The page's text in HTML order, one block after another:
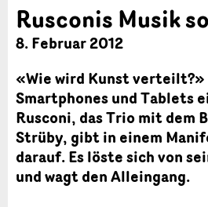
Rusconis Musik
8. Februar 2012
«Wie wird Kunst verteilt?»
Smartphones und Tablets
Rusconi, das Trio mit dem
Strüby, gibt in einem
darauf. Es löste sich von
und wagt den Alleingang.